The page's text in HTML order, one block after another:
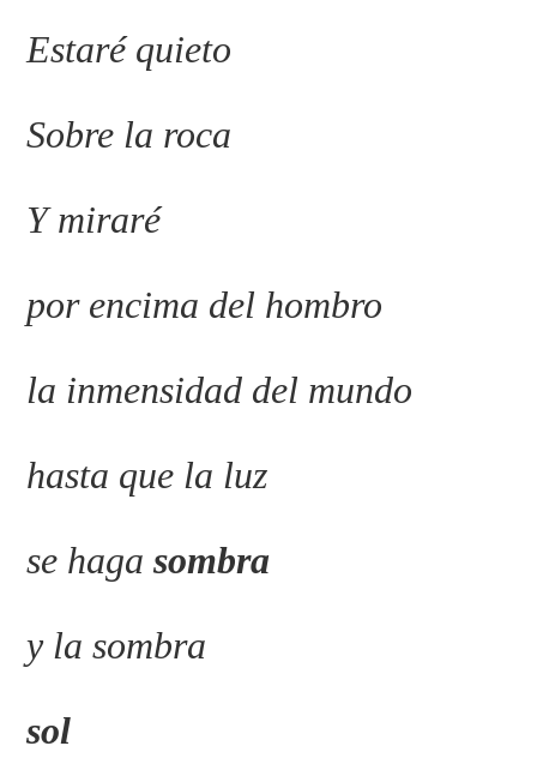
Estaré quieto
Sobre la roca
Y miraré
por encima del hombro
la inmensidad del mundo
hasta que la luz
se hagasombra
y la sombra
sol